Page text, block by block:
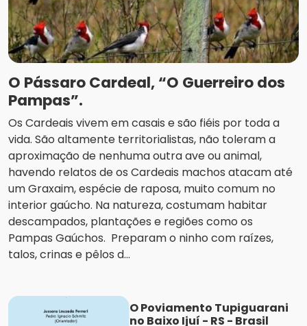
O Pássaro Cardeal, “O Guerreiro dos
Pampas”.
Os Cardeais vivem em casais e são fiéis por toda a
vida. São altamente territorialistas, não toleram a
aproximação de nenhuma outra ave ou animal,
havendo relatos de os Cardeais machos atacam até
um Graxaim, espécie de raposa, muito comum no
interior gaúcho. Na natureza, costumam habitar
descampados, plantações e regiões como os
Pampas Gaúchos. Preparam o ninho com raízes,
talos, crinas e pêlos d...
O Poviamento Tupiguarani
no Baixo Ijuí - RS - Brasil